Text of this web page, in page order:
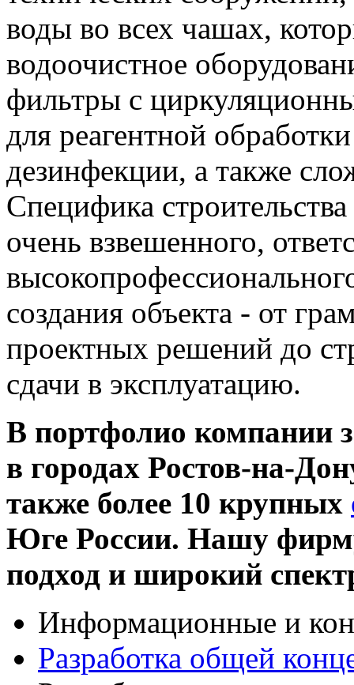
воды во всех чашах,
водоочистное
фильтры с
для реагентной
дезинфекции, а также
Специфика
очень взвешенного,
создания объекта - от
проектных решений до
сдачи в эксплуатацию.
В портфолио компании
в городах Ростов-на-
также более 10 крупных
Юге России. Нашу
подход и широкий
Информационные и
Разработка общей